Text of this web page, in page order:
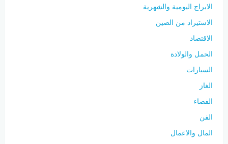
الابراج اليومية والشهرية
الاستيراد من الصين
الاقتصاد
الحمل والولادة
السيارات
الغاز
الفضاء
الفن
المال والاعمال